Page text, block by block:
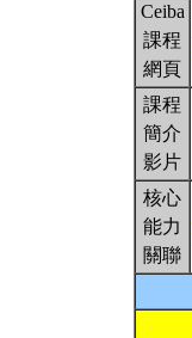
Ceiba
課程
網頁
課程
簡介
影片
核心
能力
關聯